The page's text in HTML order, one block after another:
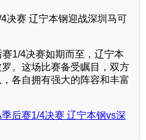
1/4决赛如期而至，辽宁本
。这场比赛备受瞩目，双方
各自拥有强大的阵容和丰富
后赛1/4决赛 辽宁本钢vs深